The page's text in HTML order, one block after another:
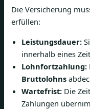
Die Versicherung
erfüllen:
Leistungsdauer:
innerhalb eines
Lohnfortzahlung:
Bruttolohns
Wartefrist: Die
Zahlungen